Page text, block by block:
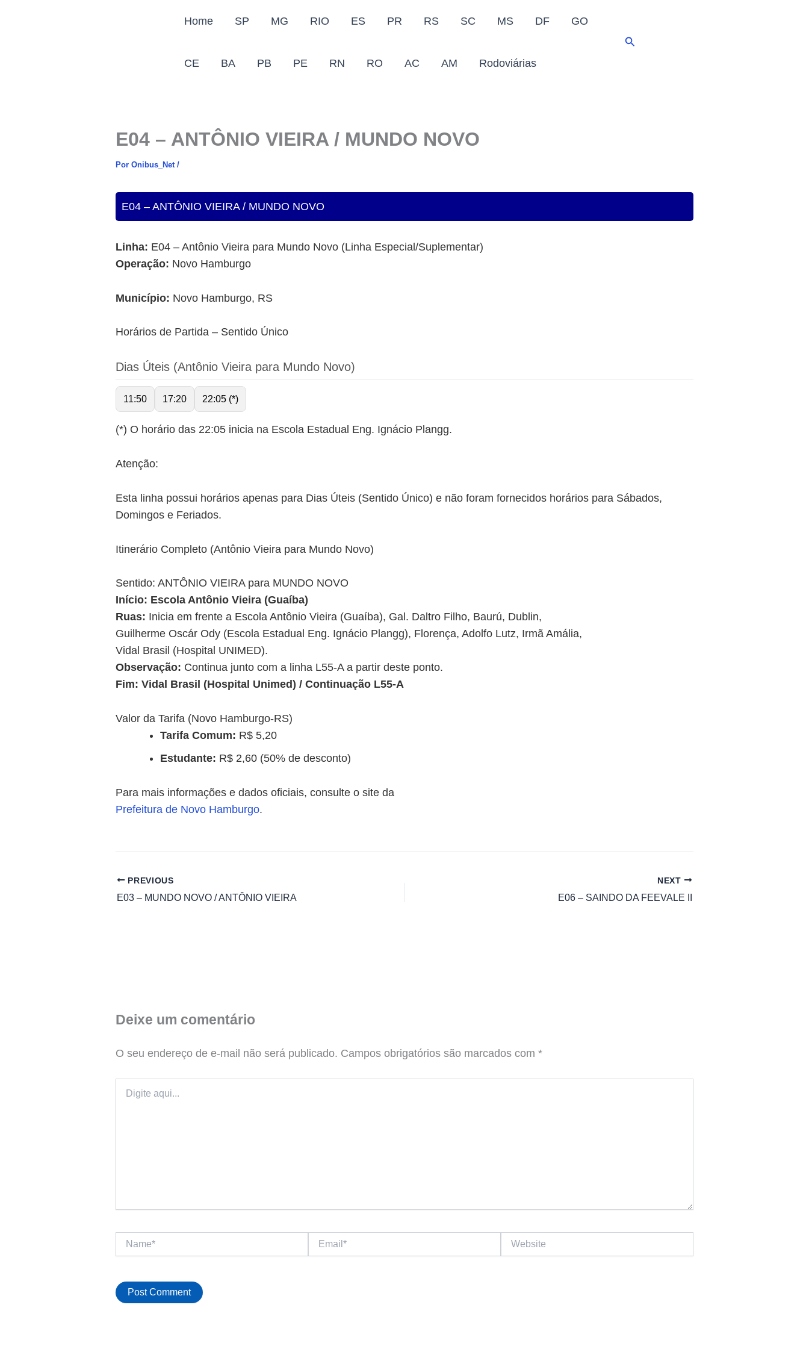
Home SP MG RIO ES PR RS SC MS DF GO
CE BA PB PE RN RO AC AM Rodoviárias
Pesquisar
E04 – ANTÔNIO VIEIRA / MUNDO NOVO
Por Onibus_Net /
E04 – ANTÔNIO VIEIRA / MUNDO NOVO
Linha: E04 – Antônio Vieira para Mundo Novo (Linha Especial/Suplementar)
Operação: Novo Hamburgo
Município: Novo Hamburgo, RS
Horários de Partida – Sentido Único
Dias Úteis (Antônio Vieira para Mundo Novo)
11:50 17:20 22:05 (*)
(*) O horário das 22:05 inicia na Escola Estadual Eng. Ignácio Plangg.
Atenção:
Esta linha possui horários apenas para Dias Úteis (Sentido Único) e não foram fornecidos horários para Sábados,
Domingos e Feriados.
Itinerário Completo (Antônio Vieira para Mundo Novo)
Sentido: ANTÔNIO VIEIRA para MUNDO NOVO
Início: Escola Antônio Vieira (Guaíba)
Ruas: Inicia em frente a Escola Antônio Vieira (Guaíba), Gal. Daltro Filho, Baurú, Dublin,
Guilherme Oscár Ody (Escola Estadual Eng. Ignácio Plangg), Florença, Adolfo Lutz, Irmã Amália,
Vidal Brasil (Hospital UNIMED).
Observação: Continua junto com a linha L55-A a partir deste ponto.
Fim: Vidal Brasil (Hospital Unimed) / Continuação L55-A
Valor da Tarifa (Novo Hamburgo-RS)
Tarifa Comum: R$ 5,20
Estudante: R$ 2,60 (50% de desconto)
Para mais informações e dados oficiais, consulte o site da
Prefeitura de Novo Hamburgo.
PREVIOUS
E03 – MUNDO NOVO / ANTÔNIO VIEIRA
NEXT
E06 – SAINDO DA FEEVALE II
Deixe um comentário
O seu endereço de e-mail não será publicado. Campos obrigatórios são marcados com *
aqui...
Name* Email* Website